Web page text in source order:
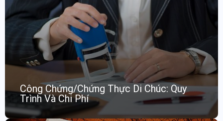
Công Chứng/Chứng Thực Di Chúc: Quy
Trình Và Chi Phí